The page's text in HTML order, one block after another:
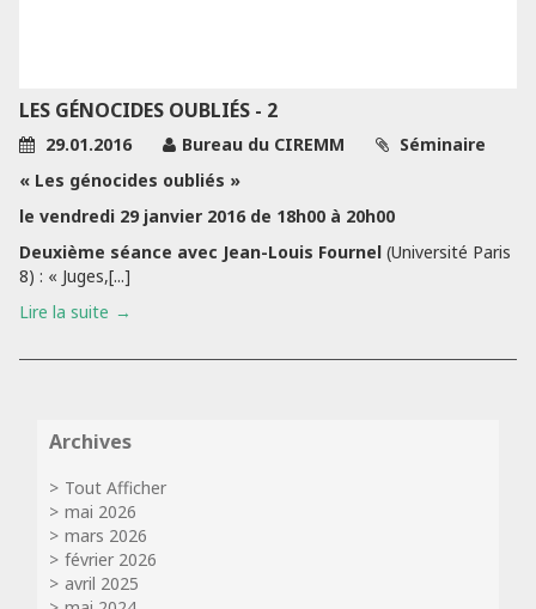
LES GÉNOCIDES OUBLIÉS - 2
29.01.2016 Bureau du CIREMM
Séminaire
« Les génocides oubliés »
le vendredi 29 janvier 2016 de 18h00 à 20h00
Deuxième séance avec Jean-Louis Fournel (Université Paris
8) : « Juges,[...]
Lire la suite
Archives
Tout Afficher
mai 2026
mars 2026
février 2026
avril 2025